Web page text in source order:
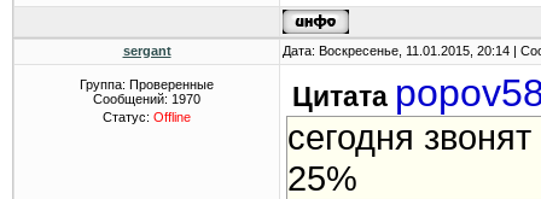
sergant Дата: Воскресенье, 11.01.2015, 20:14 |
Группа: Проверенные
Сообщений: 1970
Статус: Offline
Цитата
сегодня
25%